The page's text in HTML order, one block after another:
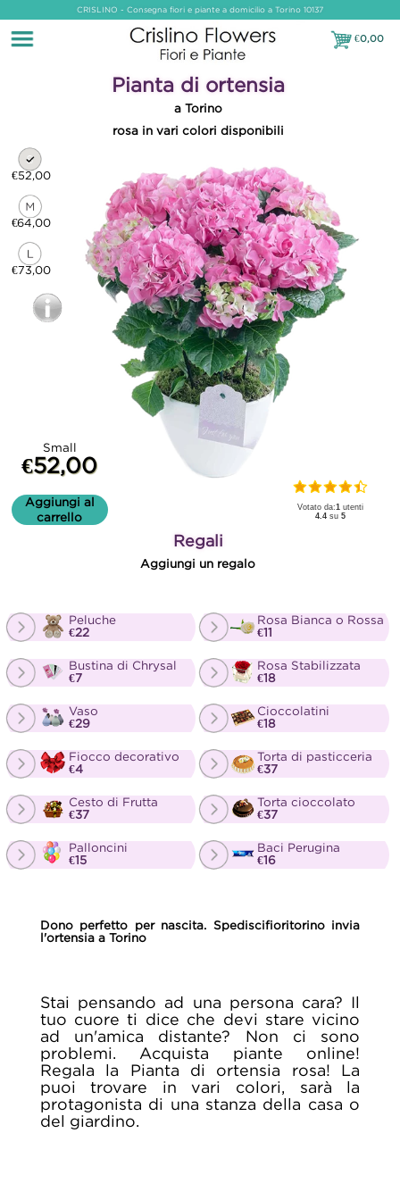
CRISLINO - Consegna fiori e piante a domicilio a Torino 10137
€0,00
€0,00
Pianta di ortensia
a Torino
rosa in vari colori disponibili
€52,00
€64,00
€73,00
Small
€52,00
Aggiungi al
carrello
Votato da:1 utenti
4.4 su5
Regali
Aggiungi un regalo
Peluche
€22
Bustina di Chrysal
€7
Vaso
€29
Fiocco decorativo
€4
Cesto di Frutta
€37
Palloncini
€15
Rosa Bianca o Rossa
€11
Rosa Stabilizzata
€18
Cioccolatini
€18
Torta di pasticceria
€37
Torta cioccolato
€37
Baci Perugina
€16
Dono perfetto per nascita. Spediscifioritorino invia
l'ortensia a Torino
Stai pensando ad una persona cara? Il
tuo cuore ti dice che devi stare vicino
ad un'amica distante? Non ci sono
problemi. Acquista piante online!
Regala la Pianta di ortensia rosa! La
puoi trovare in vari colori, sarà la
protagonista di una stanza della casa o
del giardino.